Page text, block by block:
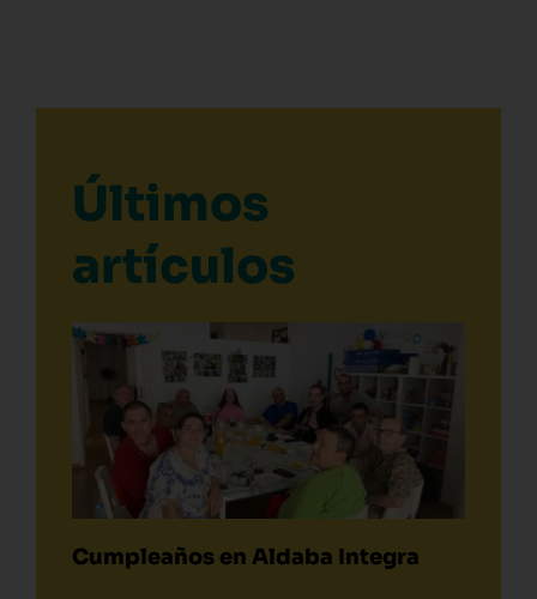
Últimos
artículos
Cumpleaños en Aldaba Integra